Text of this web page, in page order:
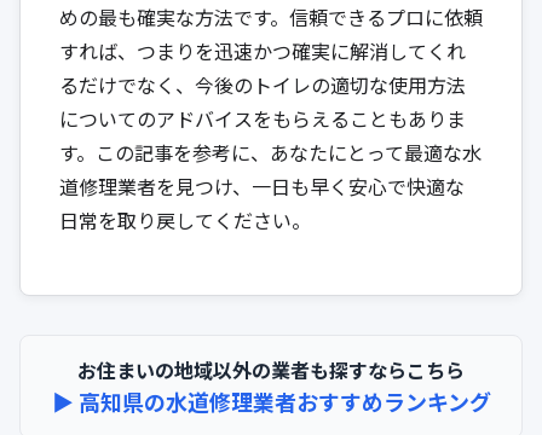
めの最も確実な方法です。信頼できるプロに依頼
すれば、つまりを迅速かつ確実に解消してくれ
るだけでなく、今後のトイレの適切な使用方法
についてのアドバイスをもらえることもありま
す。この記事を参考に、あなたにとって最適な水
道修理業者を見つけ、一日も早く安心で快適な
日常を取り戻してください。
お住まいの地域以外の業者も探すならこちら
▶︎ 高知県の水道修理業者おすすめランキング